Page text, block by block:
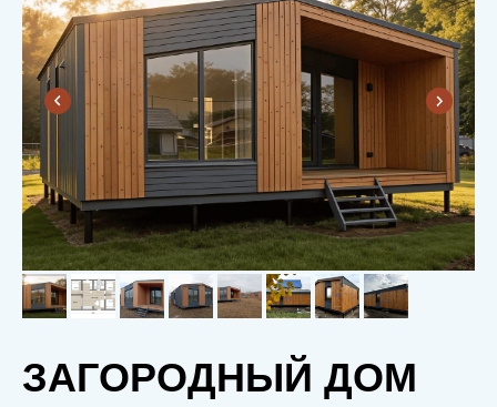
ЗАГОРОДНЫЙ ДОМ
Вместе с домом вы получаете теплые
и душевные отношения с «Пока нет
дома», которые продолжаются даже
после сдачи дома.
А друзья, которые вместе дом
построили — это на всю жизнь! Такой
фундамент даже коррозия не разрушит.
Потому что друзья — это
надолго!